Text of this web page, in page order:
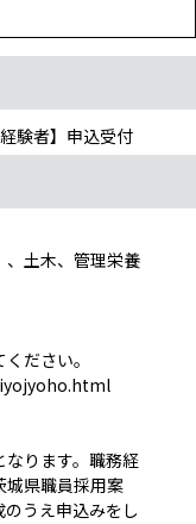
験者】申込受付
、土木、管理栄養
ださい。
なります。職務経
城県職員採用案
うえ申込みをし